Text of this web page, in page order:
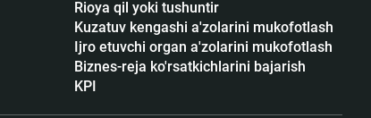
Rioya qil yoki tushuntir
Kuzatuv kengashi a'zolarini mukofotlash
Ijro etuvchi organ a'zolarini mukofotlash
Biznes-reja ko'rsatkichlarini bajarish
KPI